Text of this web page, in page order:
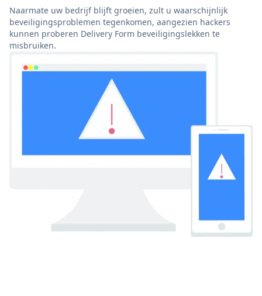
Naarmate uw bedrijf blijft groeien, zult u waarschijnlijk
beveiligingsproblemen tegenkomen, aangezien hackers
kunnen proberen Delivery Form beveiligingslekken te
misbruiken.